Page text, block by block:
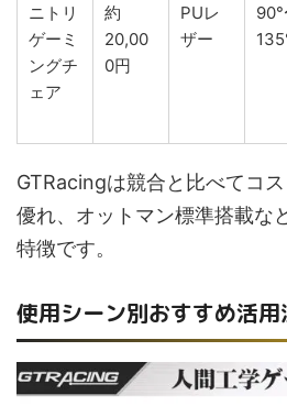
ニトリ
ゲーミ
ングチ
ェア
約
20,00
0円
PUレ
ザー
90°
GTRacingは競合と比べてコ
優れ、オットマン標準搭載な
特徴です。
使用シーン別おすすめ活用